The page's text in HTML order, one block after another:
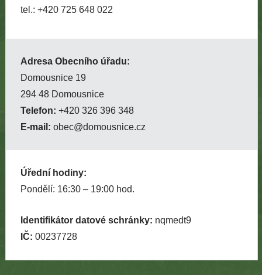
tel.: +420 725 648 022
Adresa Obecního úřadu:
Domousnice 19
294 48 Domousnice
Telefon: +420 326 396 348
E-mail: obec@domousnice.cz
Úřední hodiny:
Pondělí: 16:30 – 19:00 hod.
Identifikátor datové schránky: nqmedt9
IČ: 00237728